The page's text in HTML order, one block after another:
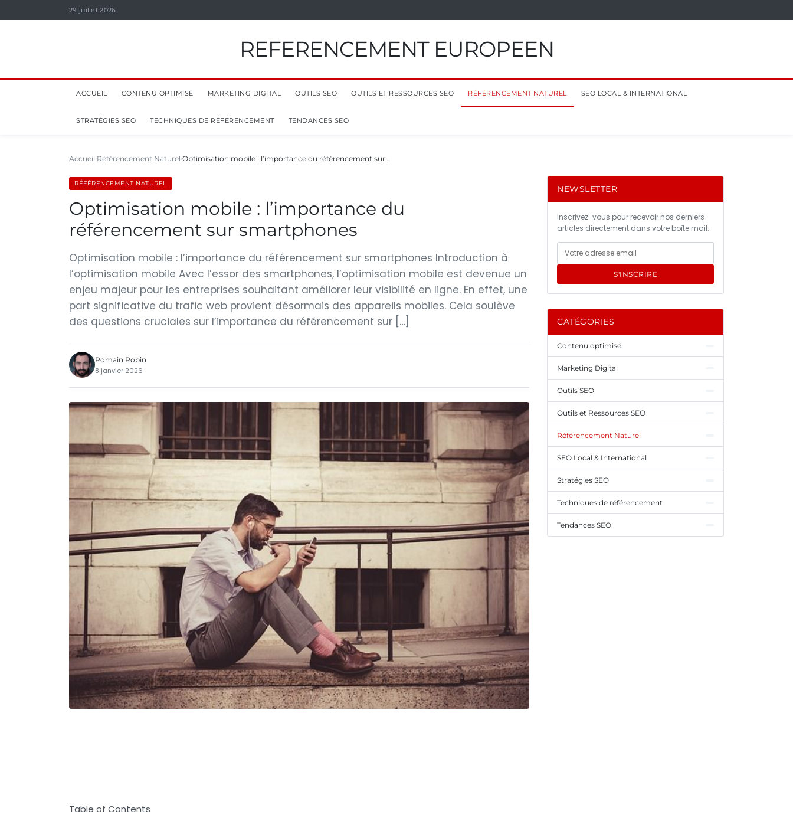
29 juillet 2026
REFERENCEMENT EUROPEEN
ACCUEIL CONTENU OPTIMISÉ MARKETING DIGITAL OUTILS SEO OUTILS ET RESSOURCES SEO RÉFÉRENCEMENT NATUREL SEO LOCAL & INTERNATIONAL
STRATÉGIES SEO TECHNIQUES DE RÉFÉRENCEMENT TENDANCES SEO
Accueil Référencement Naturel Optimisation mobile : l’importance du référencement sur…
RÉFÉRENCEMENT NATUREL
Optimisation mobile : l’importance du
référencement sur smartphones
Optimisation mobile : l’importance du référencement sur smartphones Introduction à
l’optimisation mobile Avec l’essor des smartphones, l’optimisation mobile est devenue un
enjeu majeur pour les entreprises souhaitant améliorer leur visibilité en ligne. En effet, une
part significative du trafic web provient désormais des appareils mobiles. Cela soulève
des questions cruciales sur l’importance du référencement sur […]
Romain Robin
8 janvier 2026
Table of Contents
NEWSLETTER
Inscrivez-vous pour recevoir nos derniers
articles directement dans votre boîte mail.
S'INSCRIRE
CATÉGORIES
Contenu optimisé
Marketing Digital
Outils SEO
Outils et Ressources SEO
Référencement Naturel
SEO Local & International
Stratégies SEO
Techniques de référencement
Tendances SEO